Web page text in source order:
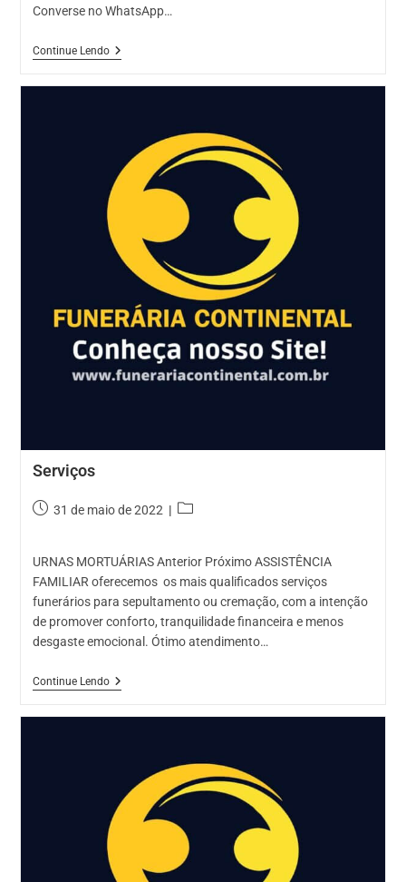
Converse no WhatsApp…
Continue LendoLigue
Serviços
Post31 de maio de 2022
Categoria
URNAS MORTUÁRIAS Anterior Próximo ASSISTÊNCIA
FAMILIAR oferecemos os mais qualificados serviços
funerários para sepultamento ou cremação, com a intenção
de promover conforto, tranquilidade financeira e menos
desgaste emocional. Ótimo atendimento…
Continue LendoServiços